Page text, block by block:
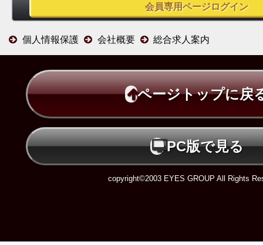
個人情報保護 会社概要 総合求人案内
ページトップに戻
PC版で見る
copyright©2003 EYES GROUP All Rights